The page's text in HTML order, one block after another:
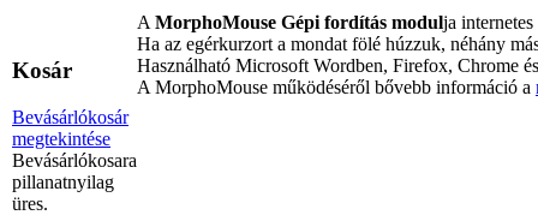
Kosár
Bevásárlókosár
megtekintése
Bevásárlókosara
pillanatnyilag
üres.
A MorphoMouse Gépi fordítás modulja
Ha az egérkurzort a mondat fölé húzzuk, néhány
Használható Microsoft Wordben, Firefox, Chrome
A MorphoMouse működéséről bővebb információ a